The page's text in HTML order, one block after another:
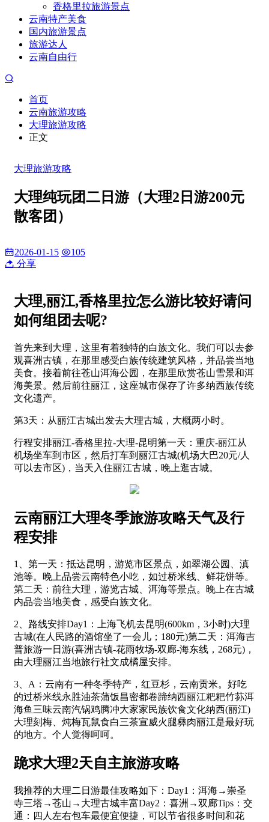
香格里拉旅游景点
云南特产美食
国内旅游景点
旅游达人
云南自由行
首页
云南旅游攻略
大理旅游攻略
正文
大理旅游攻略
大理纯玩团二日游（大理2日游200元
散客团）
2026-01-15
105
分享
大理,丽江,香格里拉怎么游比较好请问
如何组团去呢?
首先来到大理，这里有着独特的白族文化。我们可以去参
观喜洲古镇，在那里感受白族传统建筑风格，并品尝当地
美食。接着前往苍山洱海公园，在那里欣赏苍山雪景和洱
海美景。然后前往丽江，这座城市保存了许多纳西族传统
文化遗产。
第3天：从丽江古城出发去大理古城，大概两小时。
行程安排丽江-香格里拉-大理-昆明第一天：重庆-丽江从
机场坐车到市区，然后打车到丽江古城(机场大巴20元/人
可以去市区)，当天入住丽江古城，晚上逛古城。
云南丽江大理冬季旅游攻略天气及行
程安排
1、第一天：抵达昆明，游览市区景点，如翠湖公园、滇
池等。晚上品尝云南特色小吃，如过桥米线、鲜花饼等。
第二天：前往大理，游览古城、洱海等景点。晚上在古城
内品尝当地美食，感受白族文化。
2、路线安排Day1：上海飞机去昆明(600km，3小时)大理
古城(在人民路的酒馆坐了一会儿；180元)第二天：洱海吉
普旅游一日游(喜洲古镇-花雨牧场-双廊-海东线，268元)，
由大理丽江当地旅行社文成橘屋安排。
3、A：云南有一种冬季特产，红豆杉，云南贡米。好吃
的过桥米线永胜油茶蒲饭昌密都卷蹄纳西丽江粑粑竹荪洱
海鱼三味云南汽锅鸡腾冲大家家民族饮食文化纳西(丽江)
大理刻梅、炖梅瓦鼠食白三茶宣威火腿彝肉丽江是最好玩
的地方。个人觉得呵呵。
跪求大理2天自主旅游攻略
我推荐的大理二日游最佳攻略如下：Day1：洱海→崇圣
寺三塔→苍山→大理古城丰富Day2：喜洲→双廊Tips：交
通：四人左右包车最便宜便捷，可以节省很多时间和花